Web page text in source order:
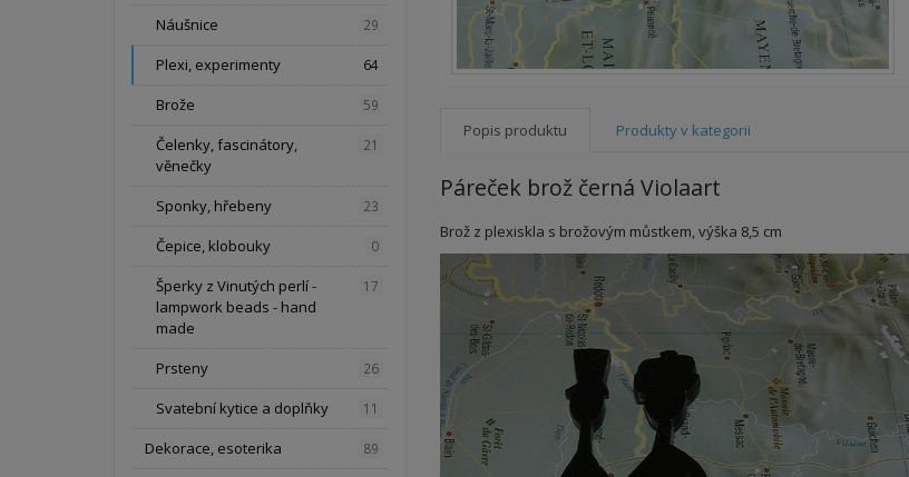
Popis produktu Produkty v kategorii
Páreček brož černá Violaart
Brož z plexiskla s brožovým můstkem, výška 8,5 cm
Náušnice 29
Plexi, experimenty 64
Brože 59
Čelenky, fascinátory,
věnečky
21
Sponky, hřebeny 23
Čepice, klobouky 0
Šperky z Vinutých perlí -
lampwork beads - hand
made
17
Prsteny 26
Svatební kytice a doplňky 11
Dekorace, esoterika 89